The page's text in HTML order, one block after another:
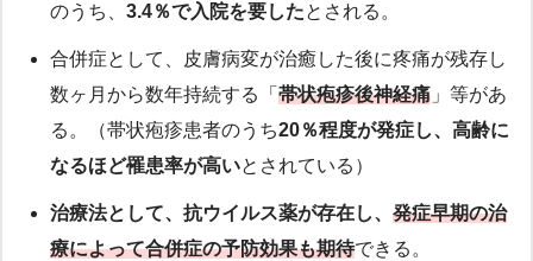
のうち、 3.4％で入院を要したとされる。
合併症として、皮膚病変が治癒した後に疼痛が残存し
数ヶ月から数年持続する「 帯状疱疹後神経痛 」等があ
る。（帯状疱疹患者のうち20％程度が発症し、高齢に
なるほど罹患率が高いとされている）
治療法として、抗ウイルス薬が存在し、 発症早期の治
療によって合併症の予防効果も期待できる。